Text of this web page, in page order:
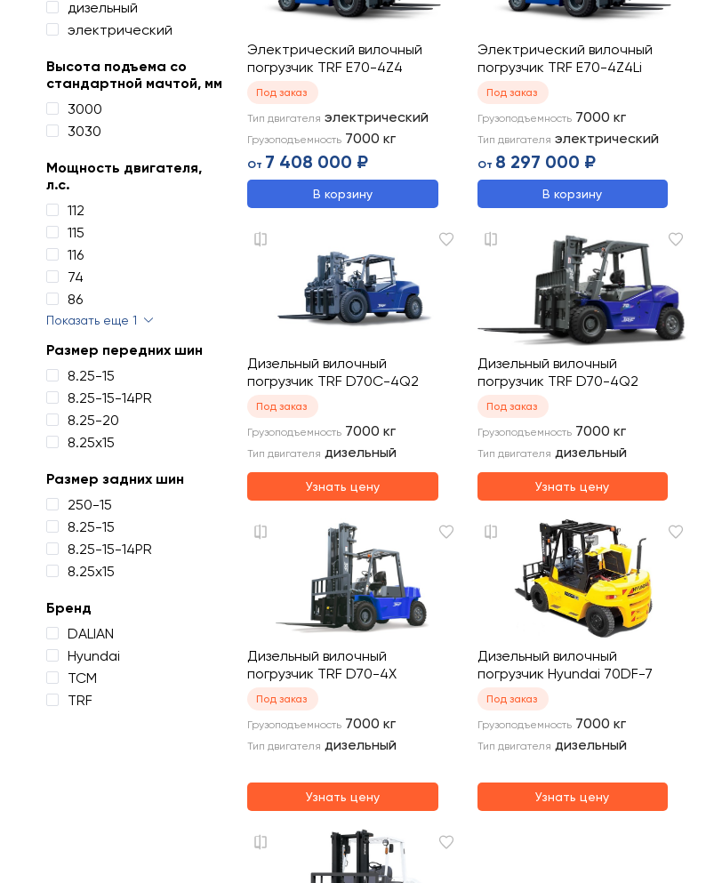
дизельный
электрический
Высота подъема со
стандартной мачтой, мм
3000
3030
Мощность двигателя,
л.с.
112
115
116
74
86
Показать еще 1
Размер передних шин
8.25-15
8.25-15-14PR
8.25-20
8.25х15
Размер задних шин
250-15
8.25-15
8.25-15-14PR
8.25х15
Бренд
DALIAN
Hyundai
TCM
TRF
Электрический вилочный
погрузчик TRF E70-4Z4
Под заказ
Тип двигателя электрический
Грузоподъемность 7000 кг
От 7 408 000 ₽
В корзину
Электрический вилочный
погрузчик TRF E70-4Z4Li
Под заказ
Грузоподъемность 7000 кг
Тип двигателя электрический
От 8 297 000 ₽
В корзину
Дизельный вилочный
погрузчик TRF D70C-4Q2
Под заказ
Грузоподъемность 7000 кг
Тип двигателя дизельный
Узнать цену
Дизельный вилочный
погрузчик TRF D70-4Q2
Под заказ
Грузоподъемность 7000 кг
Тип двигателя дизельный
Узнать цену
Дизельный вилочный
погрузчик TRF D70-4X
Под заказ
Грузоподъемность 7000 кг
Тип двигателя дизельный
Узнать цену
Дизельный вилочный
погрузчик Hyundai 70DF-7
Под заказ
Грузоподъемность 7000 кг
Тип двигателя дизельный
Узнать цену